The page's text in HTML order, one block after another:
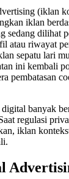
(iklan
iklan
sedang dilihat
atau riwayat
sepatu lari
ini kembali
pembatasan
banyak
regulasi
iklan